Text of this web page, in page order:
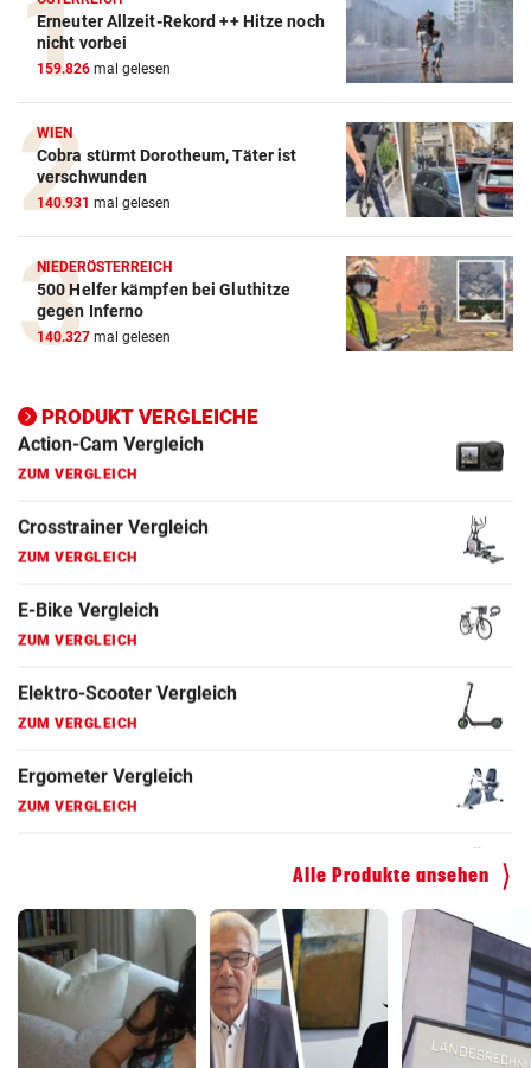
Erneuter Allzeit-Rekord ++ Hitze noch
nicht vorbei
159.826 mal gelesen
WIEN
Cobra stürmt Dorotheum, Täter ist
verschwunden
140.931 mal gelesen
NIEDERÖSTERREICH
500 Helfer kämpfen bei Gluthitze
gegen Inferno
140.327 mal gelesen
PRODUKT VERGLEICHE
Action-Cam Vergleich
ZUM VERGLEICH
Crosstrainer Vergleich
ZUM VERGLEICH
E-Bike Vergleich
ZUM VERGLEICH
Elektro-Scooter Vergleich
Ergometer Vergleich
ZUM VERGLEICH
ZUM VERGLEICH
Alle Produkte ansehen